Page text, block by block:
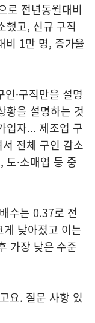
로 전년동월대비
고, 신규 구직
비 1만 명, 증가율
·구직만을 설명
황을 설명하는 것
입자... 제조업 구
전체 구인 감소
·소매업 등 중
수는 0.37로 전
낮아졌고 이는
가장 낮은 수준
요. 질문 사항 있